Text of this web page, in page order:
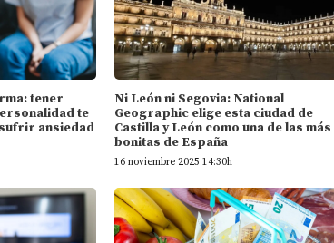
tener
te
ansiedad
Ni León ni Segovia: National
Geographic elige esta ciudad de
Castilla y León como una de las más
bonitas de España
16 noviembre 2025 14:30h